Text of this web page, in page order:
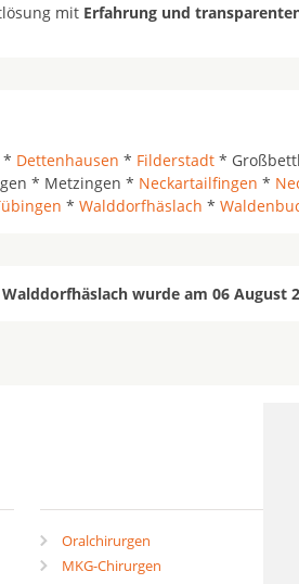
mit Erfahrung und
* Dettenhausen * Filderstadt *
* Metzingen * Neckartailfingen *
* Walddorfhäslach *
wurde am 06 August
Oralchirurgen
MKG-Chirurgen